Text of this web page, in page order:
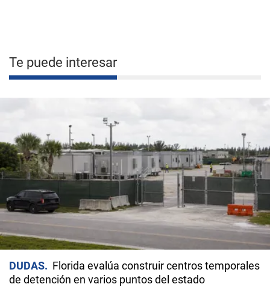
Te puede interesar
DUDAS
Florida evalúa construir centros temporales
de detención en varios puntos del estado